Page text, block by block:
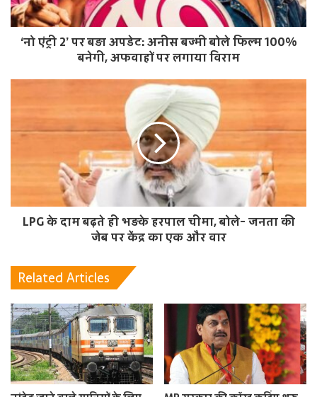
‘नो एंट्री 2’ पर बड़ा अपडेट: अनीस बज्मी बोले फिल्म 100%
बनेगी, अफवाहों पर लगाया विराम
LPG के दाम बढ़ते ही भड़के हरपाल चीमा, बोले- जनता की
जेब पर केंद्र का एक और वार
Related Articles